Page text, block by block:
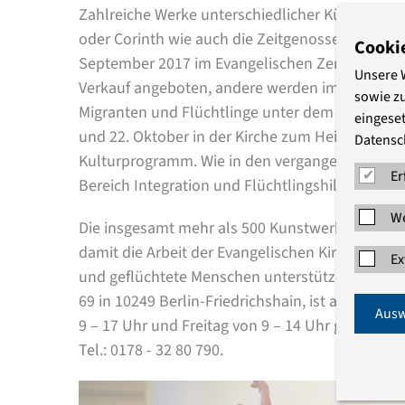
Zahlreiche Werke unterschiedlicher Künstler -
oder Corinth wie auch die Zeitgenossen Kani
September 2017 im Evangelischen Zentrum
Verkauf angeboten, andere werden im
Migranten und Flüchtlinge unter dem Motto
und 22. Oktober in der Kirche zum Heiligen
Kulturprogramm. Wie in den vergangenen
Bereich Integration und Flüchtlingshilfe zugute.
Die insgesamt mehr als 500 Kunstwerke sind
damit die Arbeit der Evangelischen Kirche
und geflüchtete Menschen unterstützen. Die
69 in 10249 Berlin-Friedrichshain, ist ab 6.
9 – 17 Uhr und Freitag von 9 – 14 Uhr
Tel.: 0178 - 32 80 790.
Unsere
sowie